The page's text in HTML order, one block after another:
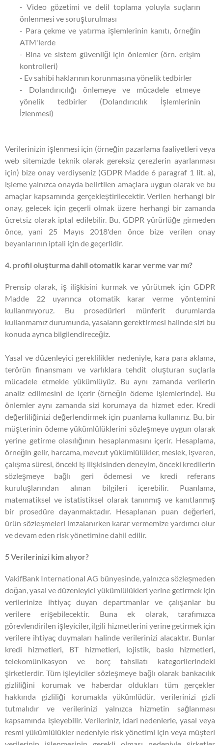
- Video gözetimi ve delil toplama yoluyla suçların
önlenmesi ve soruşturulması
- Para çekme ve yatırma işlemlerinin kanıtı, örneğin
ATM'lerde
- Bina ve sistem güvenliği için önlemler (örn. erişim
kontrolleri)
- Ev sahibi haklarının korunmasına yönelik tedbirler
- Dolandırıcılığı önlemeye ve mücadele etmeye
yönelik tedbirler (Dolandırıcılık İşlemlerinin
İzlenmesi)
Verilerinizin işlenmesi için (örneğin pazarlama faaliyetleri veya
web sitemizde teknik olarak gereksiz çerezlerin ayarlanması
için) bize onay verdiyseniz (GDPR Madde 6 paragraf 1 lit. a),
işleme yalnızca onayda belirtilen amaçlara uygun olarak ve bu
amaçlar kapsamında gerçekleştirilecektir. Verilen herhangi bir
onay, gelecek için geçerli olmak üzere herhangi bir zamanda
ücretsiz olarak iptal edilebilir. Bu, GDPR yürürlüğe girmeden
önce, yani 25 Mayıs 2018'den önce bize verilen onay
beyanlarının iptali için de geçerlidir.
4. profil oluşturma dahil otomatik karar verme var mı?
Prensip olarak, iş ilişkisini kurmak ve yürütmek için GDPR
Madde 22 uyarınca otomatik karar verme yöntemini
kullanmıyoruz. Bu prosedürleri münferit durumlarda
kullanmamız durumunda, yasaların gerektirmesi halinde sizi bu
konuda ayrıca bilgilendireceğiz.
Yasal ve düzenleyici gereklilikler nedeniyle, kara para aklama,
terörün finansmanı ve varlıklara tehdit oluşturan suçlarla
mücadele etmekle yükümlüyüz. Bu aynı zamanda verilerin
analiz edilmesini de içerir (örneğin ödeme işlemlerinde). Bu
önlemler aynı zamanda sizi korumaya da hizmet eder. Kredi
değerliliğinizi değerlendirmek için puanlama kullanırız. Bu, bir
müşterinin ödeme yükümlülüklerini sözleşmeye uygun olarak
yerine getirme olasılığının hesaplanmasını içerir. Hesaplama,
örneğin gelir, harcama, mevcut yükümlülükler, meslek, işveren,
çalışma süresi, önceki iş ilişkisinden deneyim, önceki kredilerin
sözleşmeye bağlı geri ödemesi ve kredi referans
kuruluşlarından alınan bilgileri içerebilir. Puanlama,
matematiksel ve istatistiksel olarak tanınmış ve kanıtlanmış
bir prosedüre dayanmaktadır. Hesaplanan puan değerleri,
ürün sözleşmeleri imzalanırken karar vermemize yardımcı olur
ve devam eden risk yönetimine dahil edilir.
5 Verilerinizi kim alıyor?
VakifBank International AG bünyesinde, yalnızca sözleşmeden
doğan, yasal ve düzenleyici yükümlülükleri yerine getirmek için
verilerinize ihtiyaç duyan departmanlar ve çalışanlar bu
verilere erişebilecektir. Buna ek olarak, tarafımızca
görevlendirilen işleyiciler, ilgili hizmetlerini yerine getirmek için
verilere ihtiyaç duymaları halinde verilerinizi alacaktır. Bunlar
kredi hizmetleri, BT hizmetleri, lojistik, baskı hizmetleri,
telekomünikasyon ve borç tahsilatı kategorilerindeki
şirketlerdir. Tüm işleyiciler sözleşmeye bağlı olarak bankacılık
gizliliğini korumak ve haberdar oldukları tüm gerçekler
hakkında gizliliği korumakla yükümlüdür, verilerinizi gizli
tutmalıdır ve verilerinizi yalnızca hizmetin sağlanması
kapsamında işleyebilir. Verileriniz, idari nedenlerle, yasal veya
resmi yükümlülükler nedeniyle risk yönetimi için veya müşteri